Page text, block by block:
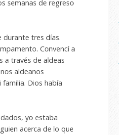
semanas de regreso
durante tres días.
Convencí a
a través de aldeas
aldeanos
Dios había
yo estaba
acerca de lo que